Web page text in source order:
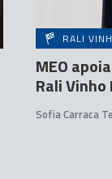
RALI
MEO
Rali
Sofia Carraca